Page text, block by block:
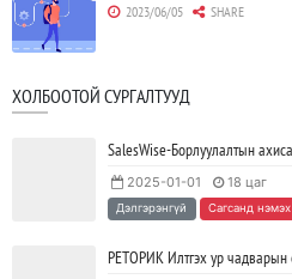
2023/06/05 SHARE
Борлуулагчид "ЮҮЛҮҮР"-т
2023/06/02
Тодорхойгүй цаг үед CEO
ХОЛБООТОЙ СУРГАЛТУУД
SalesWise-Борлуулалтын
2025-01-01 18 цаг
Дэлгэрэнгүй Сагсанд нэмэх
РЕТОРИК Илтгэх ур чадварын